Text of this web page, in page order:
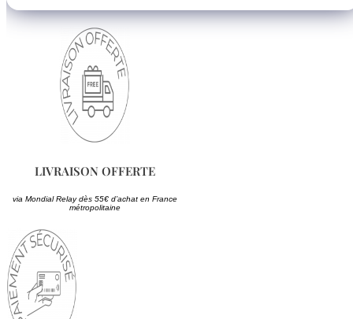
LIVRAISON OFFERTE
via Mondial Relay dès 55€ d’achat en France
métropolitaine